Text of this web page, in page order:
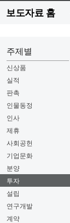
보도자료 홈
주제별
신상품
실적
판촉
인물동정
인사
제휴
사회공헌
기업문화
분양
투자
설립
연구개발
계약